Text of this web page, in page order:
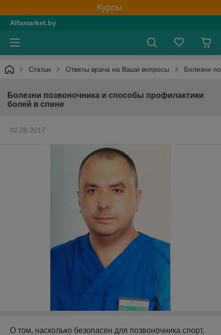
Курсы
Alfamarket.by
Статьи Ответы врача на Ваши вопросы Болезни
Болезни позвоночника и способы профилактики
болей в спине
02.08.2017
О том, насколько безопасен для позвоночника спорт,